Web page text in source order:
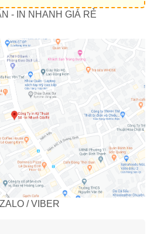
- IN NHANH GIÁ RẺ
/ VIBER